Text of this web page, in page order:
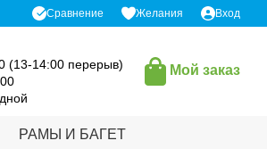
Сравнение Желания Вход
(13-14:00 перерыв)
Мой заказ
РАМЫ И БАГЕТ